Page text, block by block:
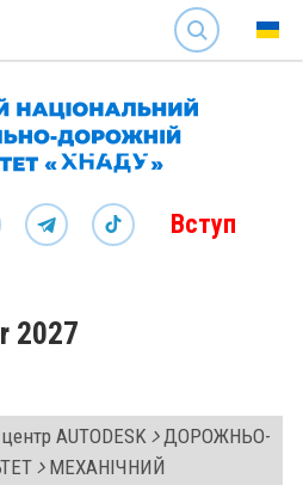
SEARCH
Вступ
2027
AUTODESK ДОРОЖНЬО-
МЕХАНІЧНИЙ